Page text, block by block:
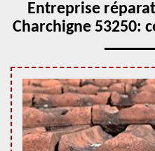
Entreprise
Charchigne 53250: